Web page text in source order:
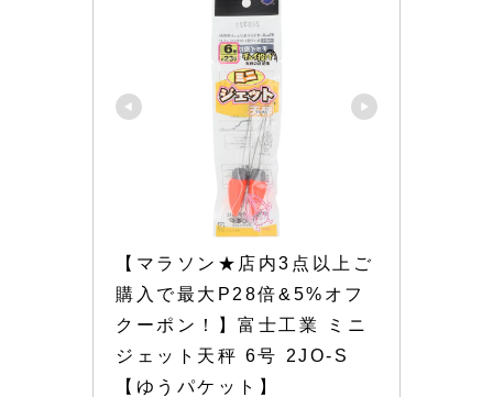
【マラソン★店内3点以上ご
購入で最大P28倍&5%オフ
クーポン！】富士工業 ミニ
ジェット天秤 6号 2JO-S
【ゆうパケット】